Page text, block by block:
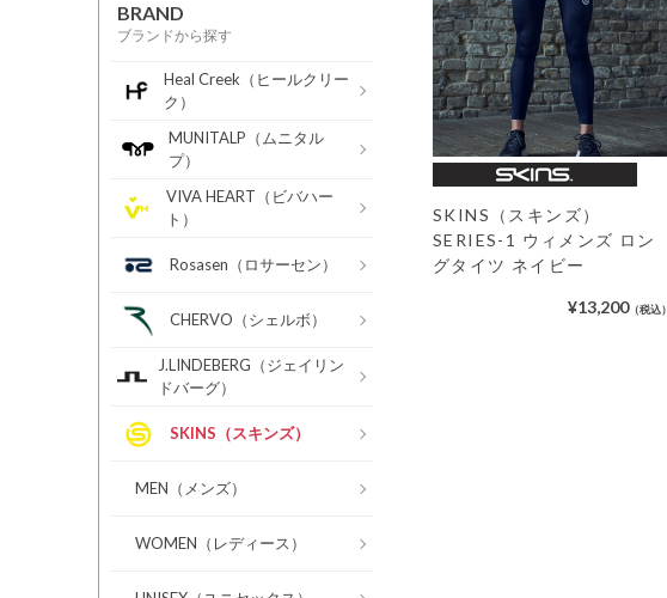
BRAND
ブランドから探す
Heal Creek（ヒールクリー
ク）
MUNITALP（ムニタル
プ）
VIVA HEART（ビバハー
ト）
Rosasen（ロサーセン）
CHERVO（シェルボ）
J.LINDEBERG（ジェイリン
ドバーグ）
SKINS（スキンズ）
MEN（メンズ）
WOMEN（レディース）
SKINS（スキンズ）
SERIES-1 ウィメンズ ロン
グタイツ ネイビー
¥13,200（税込）